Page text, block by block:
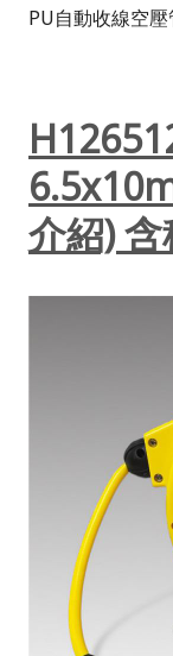
PU自動收線空壓
介紹)